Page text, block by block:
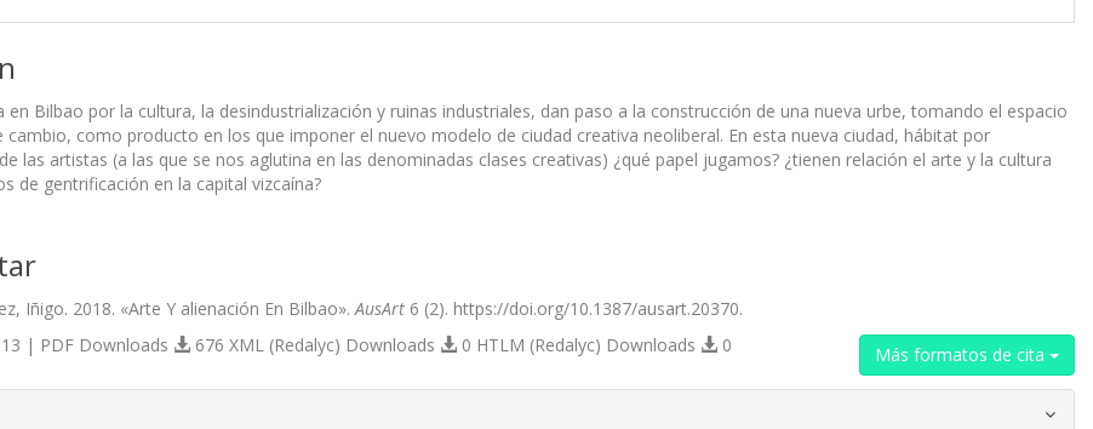
en Bilbao por la cultura, la desindustrialización y ruinas industriales, dan paso a la construcción de una nueva urbe, tomando el espacio
cambio, como producto en los que imponer el nuevo modelo de ciudad creativa neoliberal. En esta nueva ciudad, hábitat por
las artistas (a las que se nos aglutina en las denominadas clases creativas) ¿qué papel jugamos? ¿tienen relación el arte y la cultura
de gentrificación en la capital vizcaína?
Iñigo. 2018. «Arte Y alienación En Bilbao». AusArt 6 (2). https://doi.org/10.1387/ausart.20370.
Más formatos de cita
| PDF Downloads 676 XML (Redalyc) Downloads 0 HTLM (Redalyc) Downloads 0